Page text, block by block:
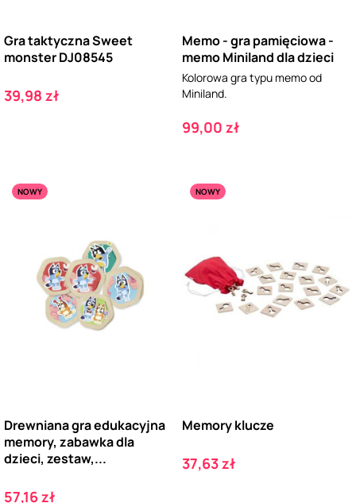
Gra taktyczna Sweet
monster DJ08545
Cena
39,98 zł
Memo - gra pamięciowa -
memo Miniland dla dzieci
Kolorowa gra typu memo od
Miniland.
Cena
99,00 zł
NOWY
Drewniana gra edukacyjna
memory, zabawka dla
dzieci, zestaw,...
Cena
57,16 zł
NOWY
Memory klucze
Cena
37,63 zł